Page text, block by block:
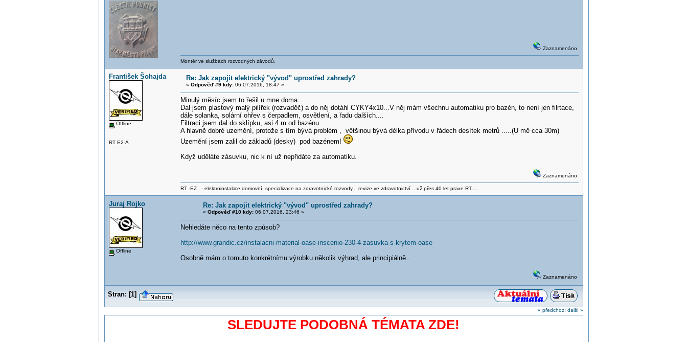
Zaznamenáno
Montér ve službách rozvodných závodů.
František Šohajda
Offline
RT E2-A
Re: Jak zapojit elektrický "vývod" uprostřed zahrady?
« Odpověď #9 kdy:06.07.2016, 18:47 »
Minulý měsíc jsem to řešil u mne doma...
Dal jsem plastový malý pilířek (rozvaděč) a do něj dotáhl CYKY4x10...V něj mám všechnu automatiku pro bazén, to není jen filrtace,
dále solanka, solární ohřev s čerpadlem, osvětlení, a řadu dalších....
Filtraci jsem dal do sklípku, asi 4 m od bazénu....
A hlavně dobré uzemění, protože s tím bývá problém , většinou bývá délka přívodu v řádech desítek metrů .....(U mě cca 30m)
Uzemění jsem zalil do základů (desky) pod bazénem!
Když uděláte zásuvku, nic k ní už nepřidáte za automatiku.
Zaznamenáno
RT -EZ - elektroinstalace domovní, specializace na zdravotnické rozvody... revize ve zdravotnictví ...už přes 40 let praxe RT....
Juraj Rojko
Offline
Re: Jak zapojit elektrický "vývod" uprostřed zahrady?
« Odpověď #10 kdy:06.07.2016, 23:46 »
Nehledáte něco na tento způsob?
http://www.grandic.cz/instalacni-material-oase-inscenio-230-4-zasuvka-s-krytem-oase
Osobně mám o tomuto konkrétnímu výrobku několik výhrad, ale principiálně...
Zaznamenáno
Stran: [1]
« předchozí další »
SLEDUJTE PODOBNÁ TÉMATA ZDE!